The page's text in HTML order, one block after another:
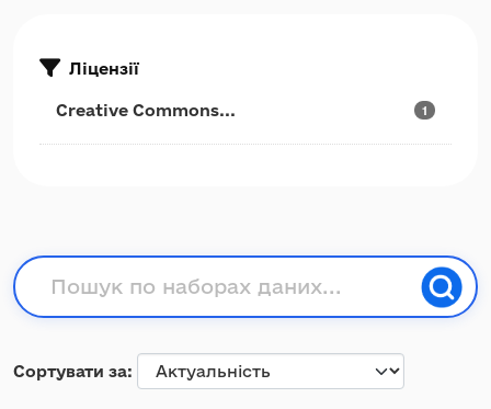
Ліцензії
Creative Commons... 1
Сортувати за